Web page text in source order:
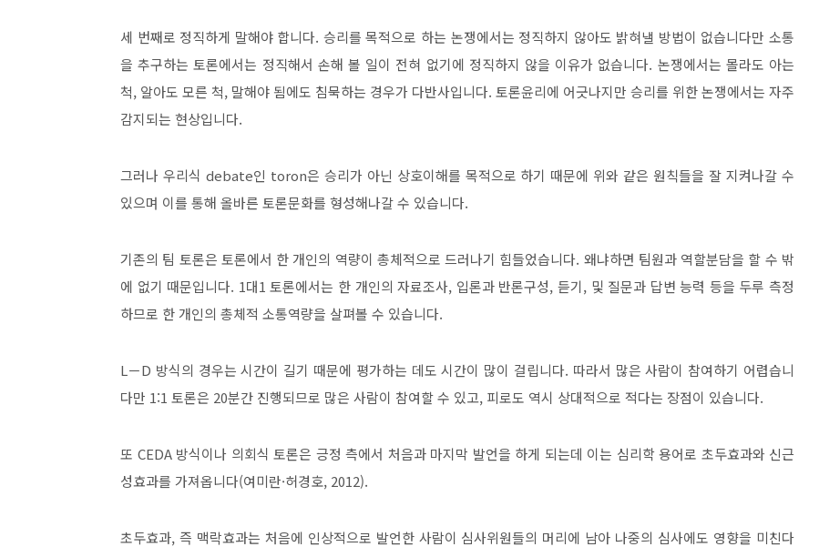
세 번째로 정직하게 말해야 합니다. 승리를 목적으로 하는 논쟁에서는 정직하지 않아도 밝혀낼 방법이 없습니다만 소통
을 추구하는 토론에서는 정직해서 손해 볼 일이 전혀 없기에 정직하지 않을 이유가 없습니다. 논쟁에서는 몰라도 아는
척, 알아도 모른 척, 말해야 됨에도 침묵하는 경우가 다반사입니다. 토론윤리에 어긋나지만 승리를 위한 논쟁에서는 자주
감지되는 현상입니다.
그러나 우리식 debate인 toron은 승리가 아닌 상호이해를 목적으로 하기 때문에 위와 같은 원칙들을 잘 지켜나갈 수
있으며 이를 통해 올바른 토론문화를 형성해나갈 수 있습니다.
기존의 팀 토론은 토론에서 한 개인의 역량이 총체적으로 드러나기 힘들었습니다. 왜냐하면 팀원과 역할분담을 할 수 밖
에 없기 때문입니다. 1대1토론에서는 한 개인의 자료조사, 입론과 반론구성, 듣기, 및 질문과 답변 능력 등을 두루 측정
하므로 한 개인의 총체적 소통역량을 살펴볼 수 있습니다.
L－D 방식의 경우는 시간이 길기 때문에 평가하는 데도 시간이 많이 걸립니다. 따라서 많은 사람이 참여하기 어렵습니
다만 1:1 토론은 20분간 진행되므로 많은 사람이 참여할 수 있고, 피로도 역시 상대적으로 적다는 장점이 있습니다.
또 CEDA 방식이나 의회식 토론은 긍정 측에서 처음과 마지막 발언을 하게 되는데 이는 심리학 용어로 초두효과와 신근
성효과를 가져옵니다(여미란·허경호, 2012).
초두효과, 즉 맥락효과는 처음에 인상적으로 발언한 사람이 심사위원들의 머리에 남아 나중의 심사에도 영향을 미친다